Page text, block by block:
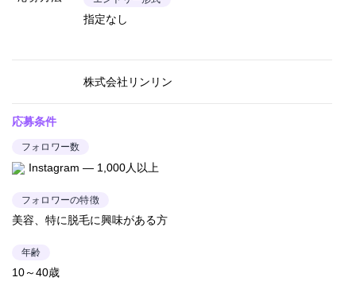
指定なし
株式会社リンリン
応募条件
フォロワー数
Instagram — 1,000人以上
フォロワーの特徴
美容、特に脱毛に興味がある方
年齢
10～40歳